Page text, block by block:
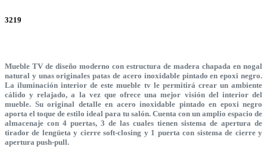
3219
Mueble TV de diseño moderno con estructura de madera chapada en nogal
natural y unas originales patas de acero inoxidable pintado en epoxi negro.
La iluminación interior de este mueble tv le permitirá crear un ambiente
cálido y relajado, a la vez que ofrece una mejor visión del interior del
mueble. Su original detalle en acero inoxidable pintado en epoxi negro
aporta el toque de estilo ideal para tu salón. Cuenta con un amplio espacio de
almacenaje con 4 puertas, 3 de las cuales tienen sistema de apertura de
tirador de lengüeta y cierre soft-closing y 1 puerta con sistema de cierre y
apertura push-pull.